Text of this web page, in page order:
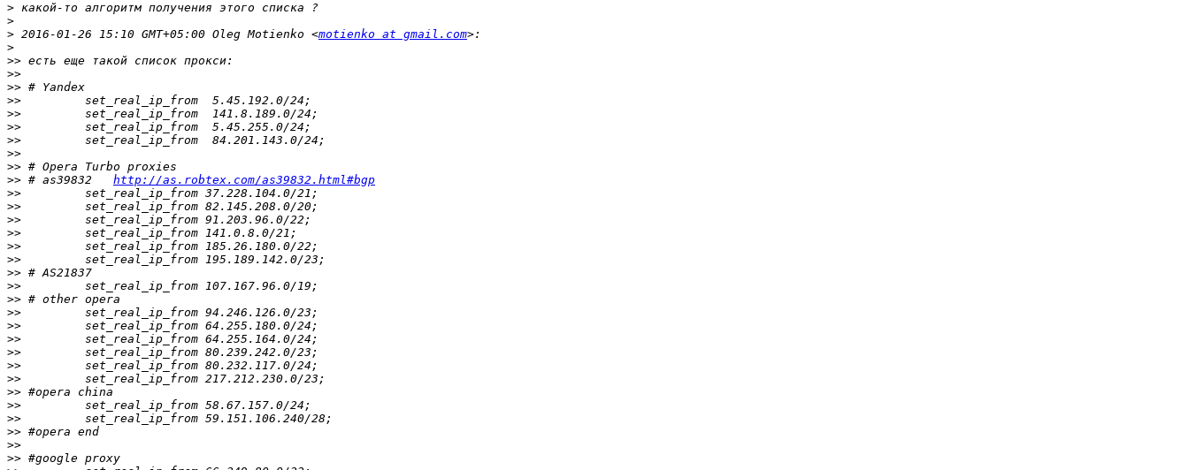
>
>
> 2016-01-26 15:10 GMT+05:00 Oleg Motienko <motienko at gmail.com
>
>>
>>
>>
>>
>>
>>
>>
>>
>>
>> # as39832 http://as.robtex.com/as39832.html#bgp
>>
>>
>>
>>
>>
>>
>>
>>
>>
>>
>>
>>
>>
>>
>>
>>
>>
>>
>>
>>
>>